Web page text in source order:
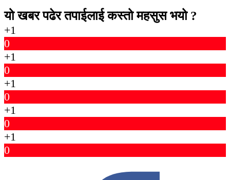
यो खबर पढेर तपाईलाई कस्तो महसुस भयो ?
+1
0
+1
0
+1
0
+1
0
+1
0